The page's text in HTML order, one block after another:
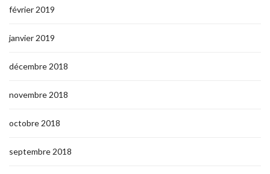
février 2019
janvier 2019
décembre 2018
novembre 2018
octobre 2018
septembre 2018